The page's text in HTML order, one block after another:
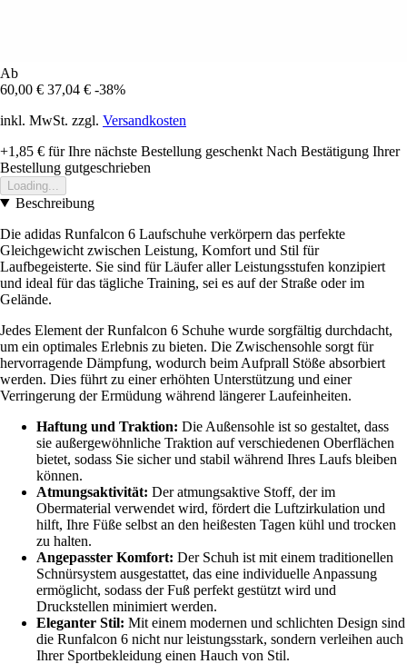
Ab
60,00 € 37,04 € -38%
inkl. MwSt. zzgl. Versandkosten
+1,85 € für Ihre nächste Bestellung geschenkt Nach Bestätigung Ihrer
Bestellung gutgeschrieben
Loading...
Beschreibung
Die adidas Runfalcon 6 Laufschuhe verkörpern das perfekte
Gleichgewicht zwischen Leistung, Komfort und Stil für
Laufbegeisterte. Sie sind für Läufer aller Leistungsstufen konzipiert
und ideal für das tägliche Training, sei es auf der Straße oder im
Gelände.
Jedes Element der Runfalcon 6 Schuhe wurde sorgfältig durchdacht,
um ein optimales Erlebnis zu bieten. Die Zwischensohle sorgt für
hervorragende Dämpfung, wodurch beim Aufprall Stöße absorbiert
werden. Dies führt zu einer erhöhten Unterstützung und einer
Verringerung der Ermüdung während längerer Laufeinheiten.
Haftung und Traktion: Die Außensohle ist so gestaltet, dass
sie außergewöhnliche Traktion auf verschiedenen Oberflächen
bietet, sodass Sie sicher und stabil während Ihres Laufs bleiben
können.
Atmungsaktivität: Der atmungsaktive Stoff, der im
Obermaterial verwendet wird, fördert die Luftzirkulation und
hilft, Ihre Füße selbst an den heißesten Tagen kühl und trocken
zu halten.
Angepasster Komfort: Der Schuh ist mit einem traditionellen
Schnürsystem ausgestattet, das eine individuelle Anpassung
ermöglicht, sodass der Fuß perfekt gestützt wird und
Druckstellen minimiert werden.
Eleganter Stil: Mit einem modernen und schlichten Design sind
die Runfalcon 6 nicht nur leistungsstark, sondern verleihen auch
Ihrer Sportbekleidung einen Hauch von Stil.